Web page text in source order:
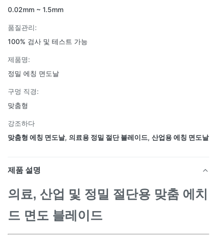
0.02mm ~ 1.5mm
품질관리:
100% 검사 및 테스트 가능
제품명:
정밀 에칭 면도날
구멍 직경:
맞춤형
강조하다
맞춤형 에칭 면도날, 의료용 정밀 절단 블레이드, 산업용 에칭 면도날
제품 설명
의료, 산업 및 정밀 절단용 맞춤 에치
드 면도 블레이드